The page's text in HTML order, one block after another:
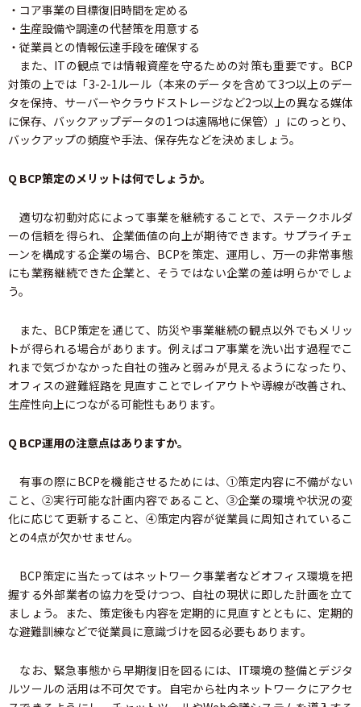
・コア事業の目標復旧時間を定める
・生産設備や調達の代替策を用意する
・従業員との情報伝達手段を確保する
また、ITの観点では情報資産を守るための対策も重要です。BCP
対策の上では「3-2-1ルール（本来のデータを含めて3つ以上のデー
タを保持、サーバーやクラウドストレージなど2つ以上の異なる媒体
に保存、バックアップデータの1つは遠隔地に保管）」にのっとり、
バックアップの頻度や手法、保存先などを決めましょう。
Q BCP策定のメリットは何でしょうか。
適切な初動対応によって事業を継続することで、ステークホルダ
ーの信頼を得られ、企業価値の向上が期待できます。サプライチェ
ーンを構成する企業の場合、BCPを策定、運用し、万一の非常事態
にも業務継続できた企業と、そうではない企業の差は明らかでしょ
う。
また、BCP策定を通じて、防災や事業継続の観点以外でもメリッ
トが得られる場合があります。例えばコア事業を洗い出す過程でこ
れまで気づかなかった自社の強みと弱みが見えるようになったり、
オフィスの避難経路を見直すことでレイアウトや導線が改善され、
生産性向上につながる可能性もあります。
Q BCP運用の注意点はありますか。
有事の際にBCPを機能させるためには、①策定内容に不備がない
こと、②実行可能な計画内容であること、③企業の環境や状況の変
化に応じて更新すること、④策定内容が従業員に周知されているこ
との4点が欠かせません。
BCP策定に当たってはネットワーク事業者などオフィス環境を把
握する外部業者の協力を受けつつ、自社の現状に即した計画を立て
ましょう。また、策定後も内容を定期的に見直すとともに、定期的
な避難訓練などで従業員に意識づけを図る必要もあります。
なお、緊急事態から早期復旧を図るには、IT環境の整備とデジタ
ルツールの活用は不可欠です。自宅から社内ネットワークにアクセ